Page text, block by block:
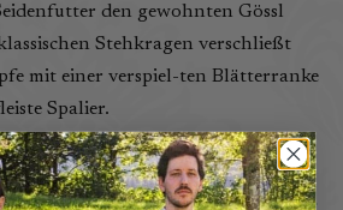
den gewohnten Gössl
Stehkragen verschließt
mit einer verspiel-ten Blätterranke
Spalier.